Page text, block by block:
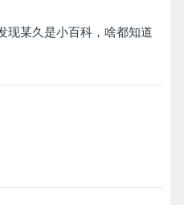
现某久是小百科，啥都知道